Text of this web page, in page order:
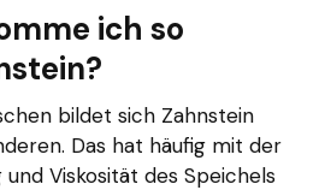
ich so
bildet sich Zahnstein
Das hat häufig mit der
Viskosität des Speichels